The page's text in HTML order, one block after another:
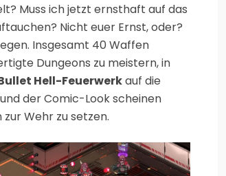
Muss ich jetzt ernsthaft auf das
Nicht euer Ernst, oder?
Insgesamt 40 Waffen
Dungeons zu meistern, in
Hell-Feuerwerkauf die
der Comic-Look scheinen
Wehr zu setzen.